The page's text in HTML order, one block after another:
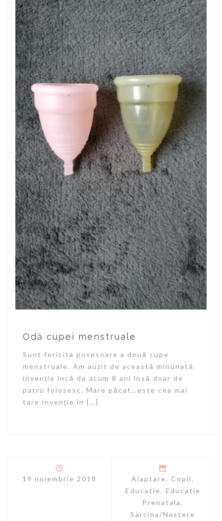
Odă cupei menstruale
Sunt fericita posesoare a două cupe
menstruale. Am auzit de această minunată
invenție încă de acum 8 ani însă doar de
patru folosesc. Mare păcat…este cea mai
tare invenție în […]
19 noiembrie 2018 Alaptare, Copil,
Educatie, Educatie
Prenatala,
Sarcina/Nastere